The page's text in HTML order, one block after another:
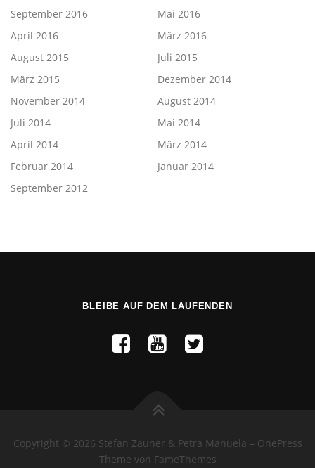
September 2016
Mai 2016
April 2016
März 2016
August 2015
Juli 2015
März 2015
Dezember 2014
November 2014
August 2014
Juli 2014
Mai 2014
April 2014
März 2014
Februar 2014
Januar 2014
September 2012
BLEIBE AUF DEM LAUFENDEN
Copyright © 2026 Stefan Zauner & Petra Manuela – OnePress
Theme von FameThemes